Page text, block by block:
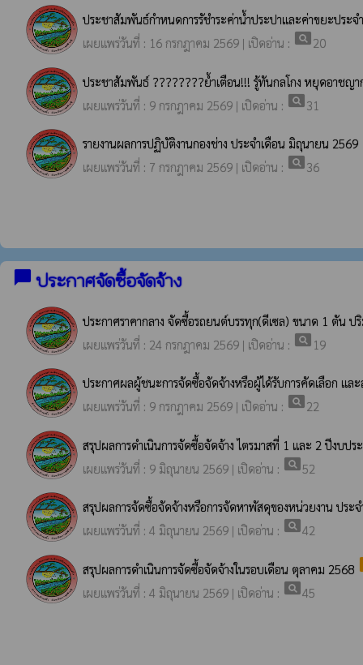
ประชาสัมพันธ์กำหนดการรัชำระค่าน้ำประปาและค่าขยะประ
เผยแพร่วันที่ : 16 กรกฎาคม 2569 | เปิดอ่าน : pageview20
ประชาสัมพันธ์ ????????ย้ำเตือน!!! รู้ทันกลโกง หยุดอาชญาก
เผยแพร่วันที่ : 9 กรกฎาคม 2569 | เปิดอ่าน : pageview31
รายงานผลการปฏิบัติงานกองช่าง ประจำเดือน มิถุนายน 2569
เผยแพร่วันที่ : 7 กรกฎาคม 2569 | เปิดอ่าน : pageview36
chat_bubble ประกาศจัดซื้อจัดจ้าง
ประกาศราคากลาง จัดซื้อรถยนต์บรรทุก(ดีเซล) ขนาด 1 ตัน
เผยแพร่วันที่ : 24 กรกฎาคม 2569 | เปิดอ่าน : pageview 19
ประกาศผลผู้ชนะการจัดซื้อจัดจ้างหรือผู้ได้รับการคัดเลือก แ
เผยแพร่วันที่ : 9 กรกฎาคม 2569 | เปิดอ่าน : pageview22
สรุปผลการดำเนินการจัดซื้อจัดจ้าง ไตรมาสที่ 1 และ 2 ปีงบป
เผยแพร่วันที่ : 9 มิถุนายน 2569 | เปิดอ่าน : pageview52
สรุปผลการจัดซื้อจัดจ้างหรือการจัดหาพัสดุของหน่วยงาน ประ
เผยแพร่วันที่ : 4 มิถุนายน 2569 | เปิดอ่าน : pageview42
สรุปผลการดำเนินการจัดซื้อจัดจ้างในรอบเดือน ตุลาคม 2568
เผยแพร่วันที่ : 4 มิถุนายน 2569 | เปิดอ่าน : pageview45